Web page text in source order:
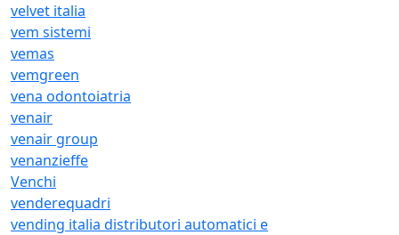
velvet italia
vem sistemi
vemas
vemgreen
vena odontoiatria
venair
venair group
venanzieffe
Venchi
venderequadri
vending italia distributori automatici e